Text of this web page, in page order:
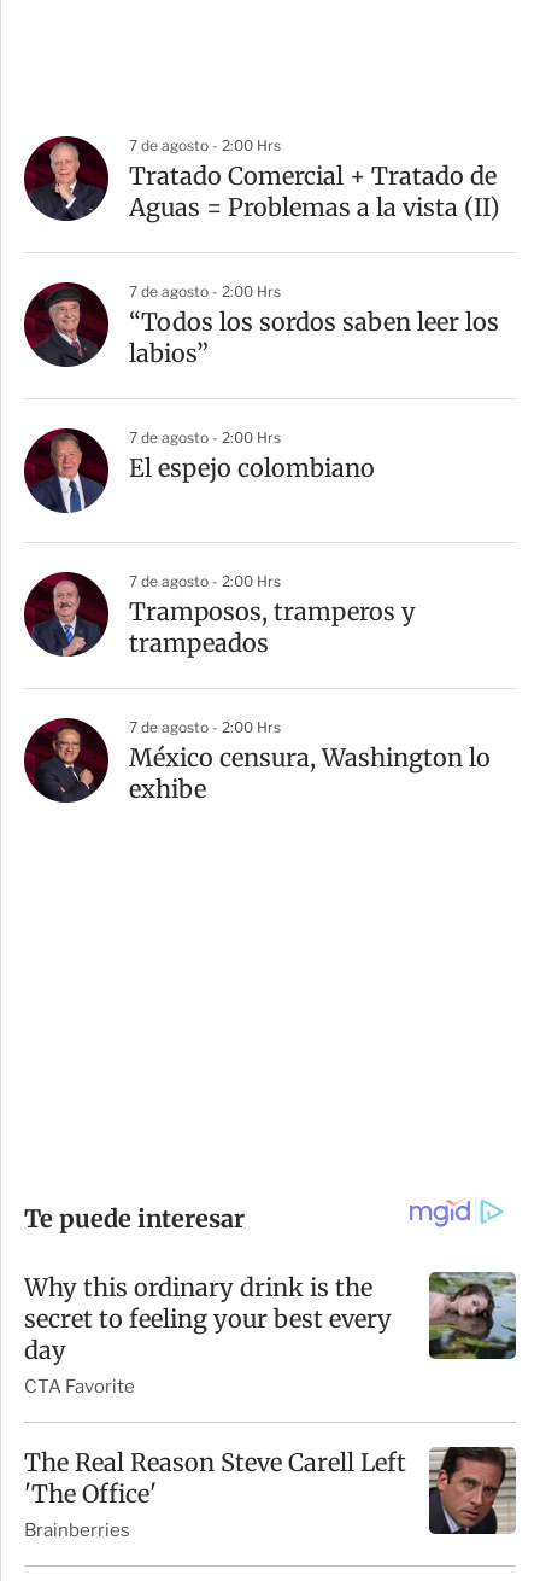
7 de agosto - 2:00 Hrs
Tratado Comercial + Tratado de
Aguas = Problemas a la vista (II)
7 de agosto - 2:00 Hrs
“Todos los sordos saben leer los
labios”
7 de agosto - 2:00 Hrs
El espejo colombiano
7 de agosto - 2:00 Hrs
Tramposos, tramperos y
trampeados
7 de agosto - 2:00 Hrs
México censura, Washington lo
exhibe